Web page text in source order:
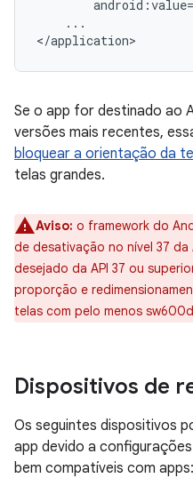
...
Se o app for destinado ao
versões mais recentes,
bloquear a orientação da
telas grandes.
Aviso: o framework do
de desativação no nível 37 da
desejado da API 37 ou
proporção e
telas com pelo menos
Dispositivos de
Os seguintes dispositivos
app devido a
bem compatíveis com apps: